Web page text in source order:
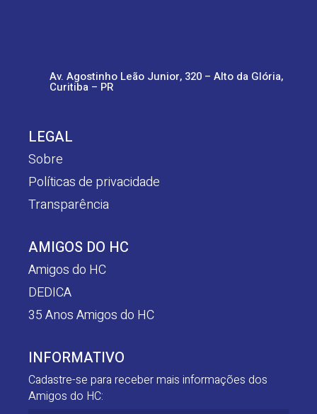
Av. Agostinho Leão Junior, 320 – Alto da Glória,
Curitiba – PR
LEGAL
Sobre
Políticas de privacidade
Transparência
AMIGOS DO HC
Amigos do HC
DEDICA
35 Anos Amigos do HC
INFORMATIVO
Cadastre-se para receber mais informações dos
Amigos do HC: